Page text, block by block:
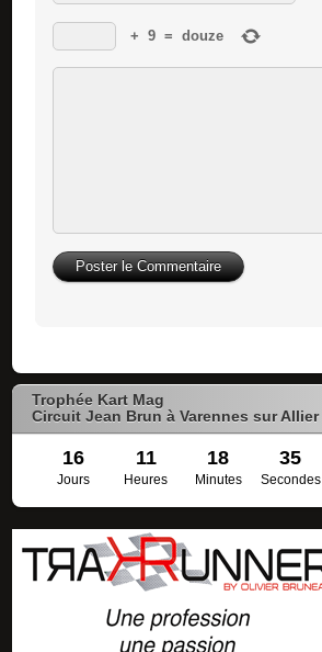
+ 9 = douze
Trophée Kart Mag
Circuit Jean Brun à Varennes sur Allier
16 11 18 34
Jours Heures Minutes Secondes